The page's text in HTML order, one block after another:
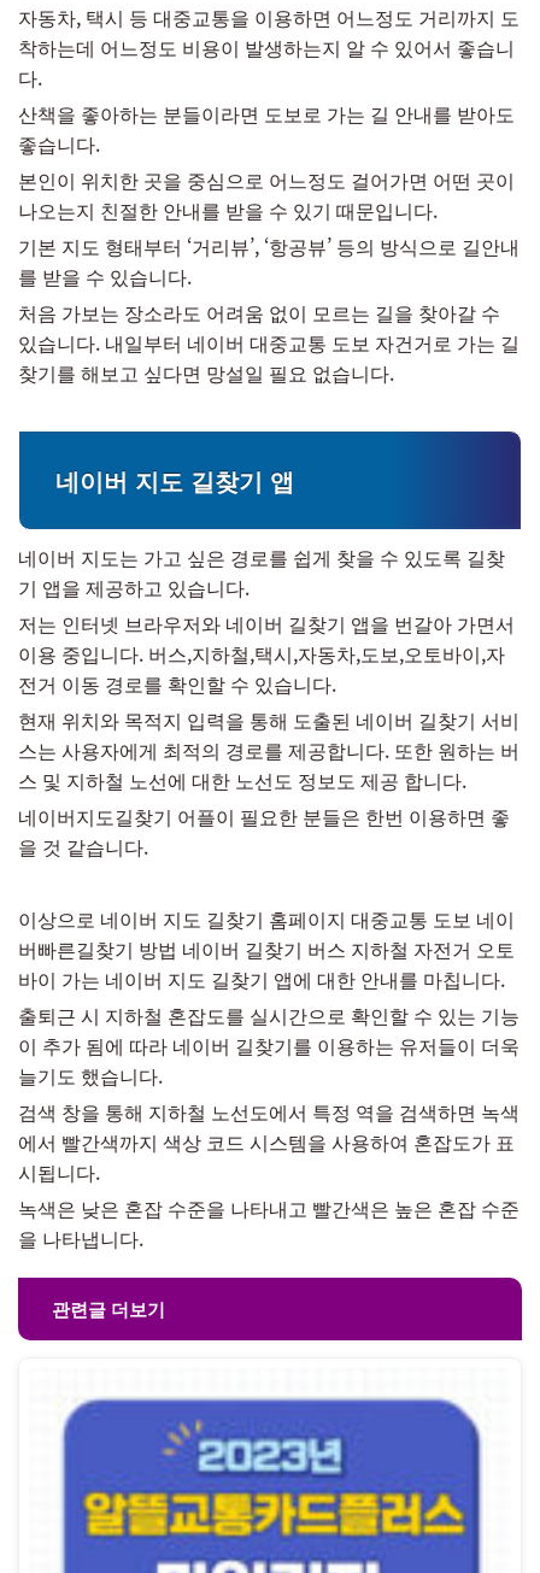
자동차, 택시 등 대중교통을 이용하면 어느정도 거리까지 도
착하는데 어느정도 비용이 발생하는지 알 수 있어서 좋습니
다.
산책을 좋아하는 분들이라면 도보로 가는 길 안내를 받아도
좋습니다.
본인이 위치한 곳을 중심으로 어느정도 걸어가면 어떤 곳이
나오는지 친절한 안내를 받을 수 있기 때문입니다.
기본 지도 형태부터 ‘거리뷰’, ‘항공뷰’ 등의 방식으로 길안내
를 받을 수 있습니다.
처음 가보는 장소라도 어려움 없이 모르는 길을 찾아갈 수
있습니다. 내일부터 네이버 대중교통 도보 자건거로 가는 길
찾기를 해보고 싶다면 망설일 필요 없습니다.
네이버 지도 길찾기 앱
네이버 지도는 가고 싶은 경로를 쉽게 찾을 수 있도록 길찾
기 앱을 제공하고 있습니다.
저는 인터넷 브라우저와 네이버 길찾기 앱을 번갈아 가면서
이용 중입니다. 버스,지하철,택시,자동차,도보,오토바이,자
전거 이동 경로를 확인할 수 있습니다.
현재 위치와 목적지 입력을 통해 도출된 네이버 길찾기 서비
스는 사용자에게 최적의 경로를 제공합니다. 또한 원하는 버
스 및 지하철 노선에 대한 노선도 정보도 제공 합니다.
네이버지도길찾기 어플이 필요한 분들은 한번 이용하면 좋
을 것 같습니다.
이상으로 네이버 지도 길찾기 홈페이지 대중교통 도보 네이
버빠른길찾기 방법 네이버 길찾기 버스 지하철 자전거 오토
바이 가는 네이버 지도 길찾기 앱에 대한 안내를 마칩니다.
출퇴근 시 지하철 혼잡도를 실시간으로 확인할 수 있는 기능
이 추가 됨에 따라 네이버 길찾기를 이용하는 유저들이 더욱
늘기도 했습니다.
검색 창을 통해 지하철 노선도에서 특정 역을 검색하면 녹색
에서 빨간색까지 색상 코드 시스템을 사용하여 혼잡도가 표
시됩니다.
녹색은 낮은 혼잡 수준을 나타내고 빨간색은 높은 혼잡 수준
을 나타냅니다.
관련글 더보기